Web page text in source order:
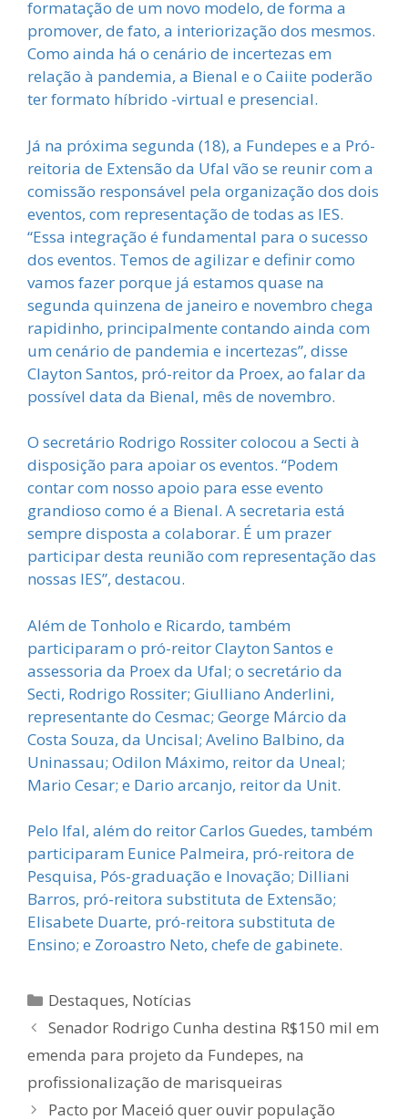
formatação de um novo modelo, de forma a
promover, de fato, a interiorização dos mesmos.
Como ainda há o cenário de incertezas em
relação à pandemia, a Bienal e o Caiite poderão
ter formato híbrido -virtual e presencial.
Já na próxima segunda (18), a Fundepes e a Pró-
reitoria de Extensão da Ufal vão se reunir com a
comissão responsável pela organização dos dois
eventos, com representação de todas as IES.
“Essa integração é fundamental para o sucesso
dos eventos. Temos de agilizar e definir como
vamos fazer porque já estamos quase na
segunda quinzena de janeiro e novembro chega
rapidinho, principalmente contando ainda com
um cenário de pandemia e incertezas”, disse
Clayton Santos, pró-reitor da Proex, ao falar da
possível data da Bienal, mês de novembro.
O secretário Rodrigo Rossiter colocou a Secti à
disposição para apoiar os eventos. “Podem
contar com nosso apoio para esse evento
grandioso como é a Bienal. A secretaria está
sempre disposta a colaborar. É um prazer
participar desta reunião com representação das
nossas IES”, destacou.
Além de Tonholo e Ricardo, também
participaram o pró-reitor Clayton Santos e
assessoria da Proex da Ufal; o secretário da
Secti, Rodrigo Rossiter; Giulliano Anderlini,
representante do Cesmac; George Márcio da
Costa Souza, da Uncisal; Avelino Balbino, da
Uninassau; Odilon Máximo, reitor da Uneal;
Mario Cesar; e Dario arcanjo, reitor da Unit.
Pelo Ifal, além do reitor Carlos Guedes, também
participaram Eunice Palmeira, pró-reitora de
Pesquisa, Pós-graduação e Inovação; Dilliani
Barros, pró-reitora substituta de Extensão;
Elisabete Duarte, pró-reitora substituta de
Ensino; e Zoroastro Neto, chefe de gabinete.
Categorias
Destaques, Notícias
Senador Rodrigo Cunha destina R$150 mil em
emenda para projeto da Fundepes, na
profissionalização de marisqueiras
Pacto por Maceió quer ouvir população